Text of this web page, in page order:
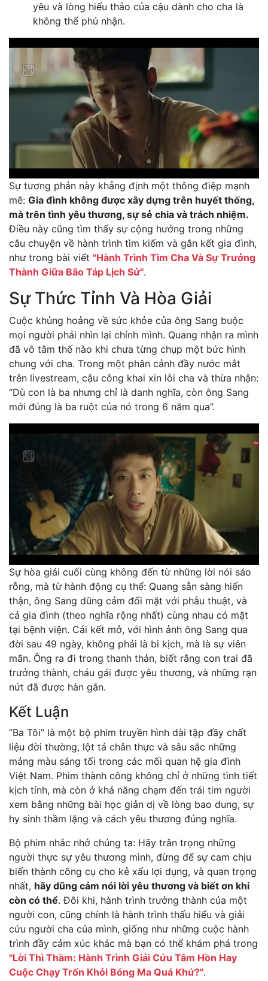
yêu và lòng hiếu thảo của cậu dành cho cha là
không thể phủ nhận.
Sự tương phản này khẳng định một thông điệp mạnh
mẽ: Gia đình không được xây dựng trên huyết thống,
mà trên tình yêu thương, sự sẻ chia và trách nhiệm.
Điều này cũng tìm thấy sự cộng hưởng trong những
câu chuyện về hành trình tìm kiếm và gắn kết gia đình,
như trong bài viết "Hành Trình Tìm Cha Và Sự Trưởng
Thành Giữa Bão Táp Lịch Sử".
Sự Thức Tỉnh Và Hòa Giải
Cuộc khủng hoảng về sức khỏe của ông Sang buộc
mọi người phải nhìn lại chính mình. Quang nhận ra mình
đã vô tâm thế nào khi chưa từng chụp một bức hình
chung với cha. Trong một phân cảnh đầy nước mắt
trên livestream, cậu công khai xin lỗi cha và thừa nhận:
“Dù con là ba nhưng chỉ là danh nghĩa, còn ông Sang
mới đúng là ba ruột của nó trong 6 năm qua”.
Sự hòa giải cuối cùng không đến từ những lời nói sáo
rỗng, mà từ hành động cụ thể: Quang sẵn sàng hiến
thận, ông Sang dũng cảm đối mặt với phẫu thuật, và
cả gia đình (theo nghĩa rộng nhất) cùng nhau có mặt
tại bệnh viện. Cái kết mở, với hình ảnh ông Sang qua
đời sau 49 ngày, không phải là bi kịch, mà là sự viên
mãn. Ông ra đi trong thanh thản, biết rằng con trai đã
trưởng thành, cháu gái được yêu thương, và những rạn
nứt đã được hàn gắn.
Kết Luận
“Ba Tôi” là một bộ phim truyền hình dài tập đầy chất
liệu đời thường, lột tả chân thực và sâu sắc những
mảng màu sáng tối trong các mối quan hệ gia đình
Việt Nam. Phim thành công không chỉ ở những tình tiết
kịch tính, mà còn ở khả năng chạm đến trái tim người
xem bằng những bài học giản dị về lòng bao dung, sự
hy sinh thầm lặng và cách yêu thương đúng nghĩa.
Bộ phim nhắc nhở chúng ta: Hãy trân trọng những
người thực sự yêu thương mình, đừng để sự cam chịu
biến thành công cụ cho kẻ xấu lợi dụng, và quan trọng
nhất, hãy dũng cảm nói lời yêu thương và biết ơn khi
còn có thể. Đôi khi, hành trình trưởng thành của một
người con, cũng chính là hành trình thấu hiểu và giải
cứu người cha của mình, giống như những cuộc hành
trình đầy cảm xúc khác mà bạn có thể khám phá trong
"Lời Thì Thầm: Hành Trình Giải Cứu Tâm Hồn Hay
Cuộc Chạy Trốn Khỏi Bóng Ma Quá Khứ?".